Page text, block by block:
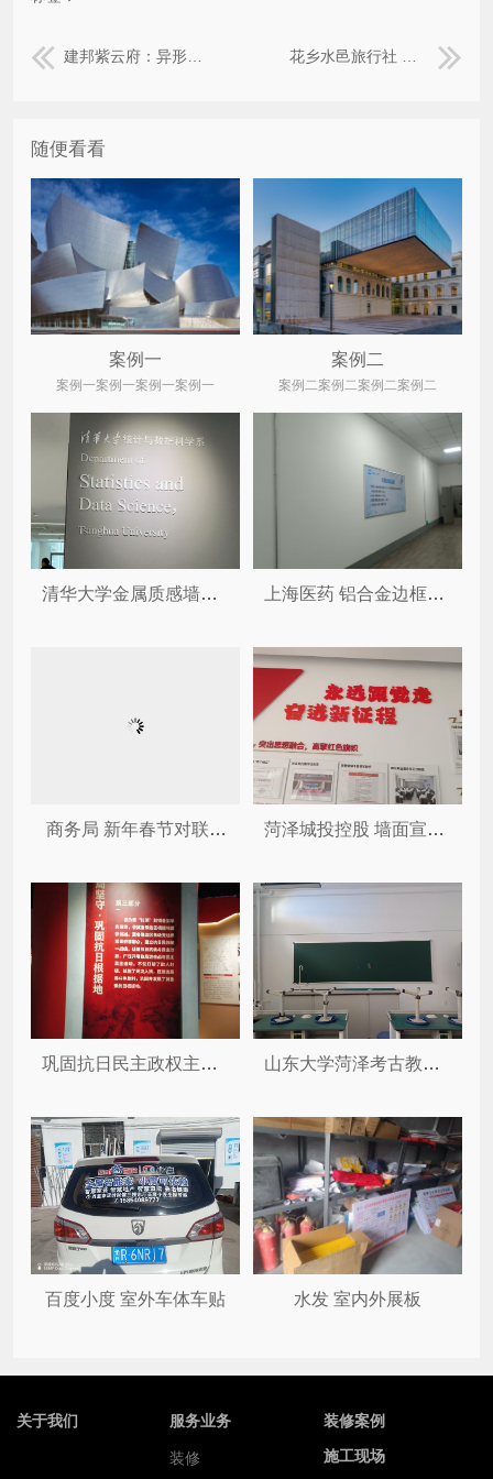
建邦紫云府：异形PVC展板+方盒+灯笼+喷绘+桁架+发光兔 花乡水邑旅行社 银牌
随便看看
案例一
案例一案例一案例一案例一
案例二
案例二案例二案例二案例二
清华大学金属质感墙体装饰字 ... 上海医药 铝合金边框制度牌
商务局 新年春节对联和大红灯... 菏泽城投控股 墙面宣传标语
巩固抗日民主政权主题陈列厅 山东大学菏泽考古教学与科研基地...
百度小度 室外车体车贴 水发 室内外展板
关于我们 服务业务
装修
装修案例
施工现场